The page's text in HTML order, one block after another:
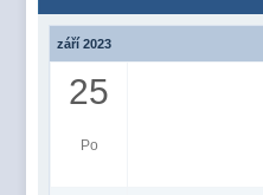
září 2023
25
Po